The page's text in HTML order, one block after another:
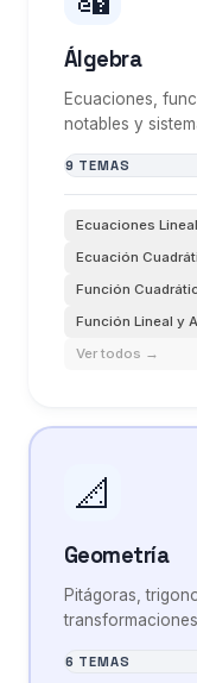
Álgebra
Ecuaciones,
notables y
9 TEMAS
Ecuaciones
Ecuación
Función
Función Lineal y
Ver todos →
📐
Geometría
Pitágoras,
6 TEMAS